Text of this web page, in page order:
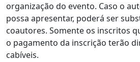
organização do evento. Caso o
possa apresentar, poderá ser
coautores. Somente os inscritos
o pagamento da inscrição terão
cabíveis.